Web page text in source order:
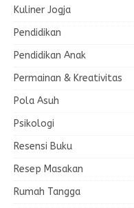
Kuliner Jogja
Pendidikan
Pendidikan Anak
Permainan & Kreativitas
Pola Asuh
Psikologi
Resensi Buku
Resep Masakan
Rumah Tangga